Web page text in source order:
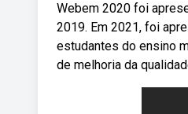
Webem 2020 foi
2019. Em 2021, foi
estudantes do ensino
de melhoria da